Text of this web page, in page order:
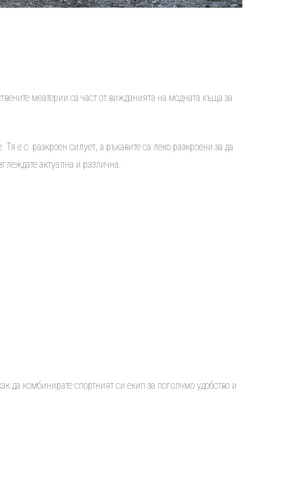
меатерии са част от вижданията на модната къща за
е с разкроен силует, а ръкавите са леко разкроени за да
актуална и различна.
да комбинирате спортният си екип за поголчмо удобство и